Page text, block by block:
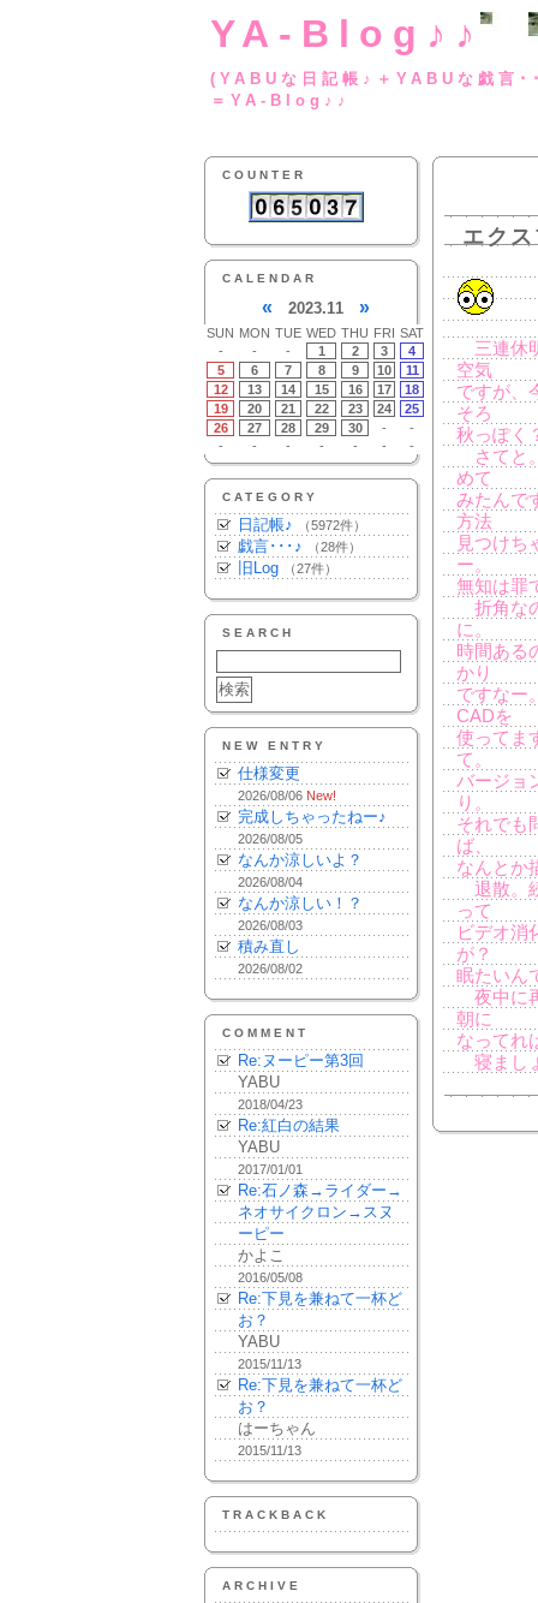
YA-Blog♪♪
(YABUな日記帳♪
＝YA-Blog♪♪
COUNTER
CALENDAR
« 2023.11 »
SUN MON TUE WED THU FRI SAT
-
- - 1 2 3
4
5
6 7 8 9 10
11
12
13 14 15 16 17
18
19
20 21 22 23 24
25
26
27 28 29 30 -
-
-
- - - - - -
CATEGORY
日記帳♪ （5972件）
戯言･･･♪ （28件）
旧Log （27件）
SEARCH
NEW ENTRY
仕様変更
2026/08/06 New!
完成しちゃったねー♪
2026/08/05
なんか涼しいよ？
2026/08/04
なんか涼しい！？
2026/08/03
積み直し
2026/08/02
COMMENT
Re:ヌーピー第3回
YABU
2018/04/23
Re:紅白の結果
YABU
2017/01/01
Re:石ノ森→ライダー→
ネオサイクロン→スヌ
ーピー
かよこ
2016/05/08
Re:下見を兼ねて一杯ど
お？
YABU
2015/11/13
Re:下見を兼ねて一杯ど
お？
はーちゃん
2015/11/13
TRACKBACK
ARCHIVE
エク
三連休
空気
ですが、
そろ
秋っぽく
さてと
めて
みたんで
方法
見つけち
ー。
無知は罪
折角な
に。
時間ある
かり
ですなー
CADを
使ってま
て。
バージョ
り。
それでも
ば、
なんとか
退散。
って
ビデオ消
が？
眠たいん
夜中に
朝に
なってれ
寝まし